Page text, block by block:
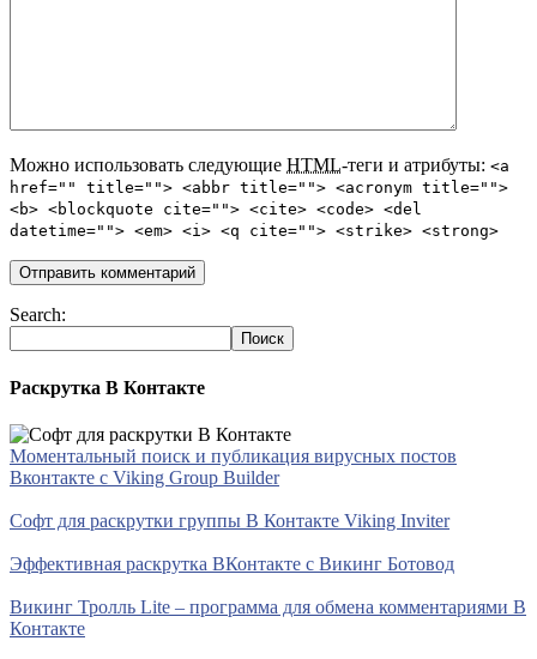
Можно использовать следующие HTML-теги и атрибуты: <a
href="" title=""> <abbr title=""> <acronym title="">
<b> <blockquote cite=""> <cite> <code> <del
datetime=""> <em> <i> <q cite=""> <strike> <strong>
Search:
Раскрутка В Контакте
Моментальный поиск и публикация вирусных постов
Вконтакте с Viking Group Builder
Софт для раскрутки группы В Контакте Viking Inviter
Эффективная раскрутка ВКонтакте с Викинг Ботовод
Викинг Тролль Lite – программа для обмена комментариями В
Контакте